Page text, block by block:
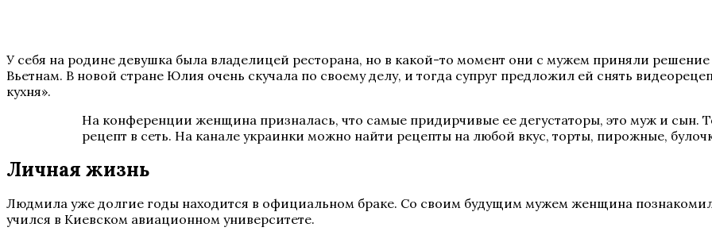
У себя на родине девушка была владелицей ресторана, но в какой-то момент они с мужем приняли решение
Вьетнам. В новой стране Юлия очень скучала по своему делу, и тогда супруг предложил ей снять
кухня».
На конференции женщина призналась, что самые придирчивые ее дегустаторы, это муж и сын.
рецепт в сеть. На канале украинки можно найти рецепты на любой вкус, торты, пирожные,
Личная жизнь
Людмила уже долгие годы находится в официальном браке. Со своим будущим мужем женщина
учился в Киевском авиационном университете.